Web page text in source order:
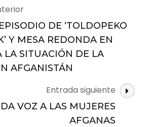
7
CURSOS
PARA
EL
DE ‘TOLDOPEKO
Y MESA REDONDA EN
LA SITUACIÓN DE LA
AFGANISTÁN
Entrada siguiente
VOZ A LAS MUJERES
AFGANAS